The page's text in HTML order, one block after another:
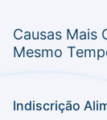
Causas Mais
Mesmo
Indiscrição